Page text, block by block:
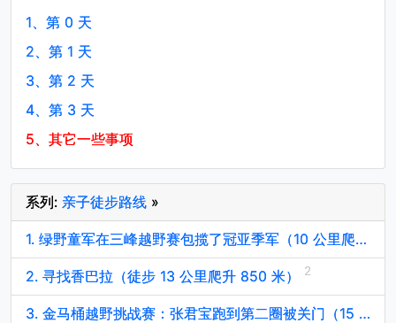
1、 第 0 天
2、 第 1 天
3、 第 2 天
4、 第 3 天
5、 其它一些事项
系列: 亲子徒步路线 »
1. 绿野童军在三峰越野赛包揽了冠亚季军（10 公里爬升 400 米）
2. 寻找香巴拉（徒步 13 公里爬升 850 米）
3. 金马桶越野挑战赛：张君宝跑到第二圈被关门（15 公里爬升 700 米）